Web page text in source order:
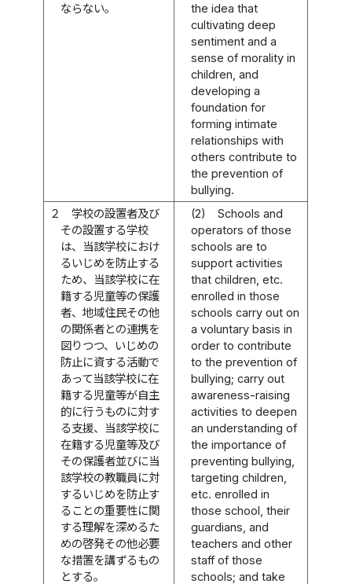
ならない。
the idea that
cultivating deep
sentiment and a
sense of morality in
children, and
developing a
foundation for
forming intimate
relationships with
others contribute to
the prevention of
bullying.
２
学校の設置者及び
その設置する学校
は、当該学校におけ
るいじめを防止する
ため、当該学校に在
籍する児童等の保護
者、地域住民その他
の関係者との連携を
図りつつ、いじめの
防止に資する活動で
あって当該学校に在
籍する児童等が自主
的に行うものに対す
る支援、当該学校に
在籍する児童等及び
その保護者並びに当
該学校の教職員に対
するいじめを防止す
ることの重要性に関
する理解を深めるた
めの啓発その他必要
な措置を講ずるもの
とする。
(2)
Schools and
operators of those
schools are to
support activities
that children, etc.
enrolled in those
schools carry out on
a voluntary basis in
order to contribute
to the prevention of
bullying; carry out
awareness-raising
activities to deepen
an understanding of
the importance of
preventing bullying,
targeting children,
etc. enrolled in
those school, their
guardians, and
teachers and other
staff of those
schools; and take